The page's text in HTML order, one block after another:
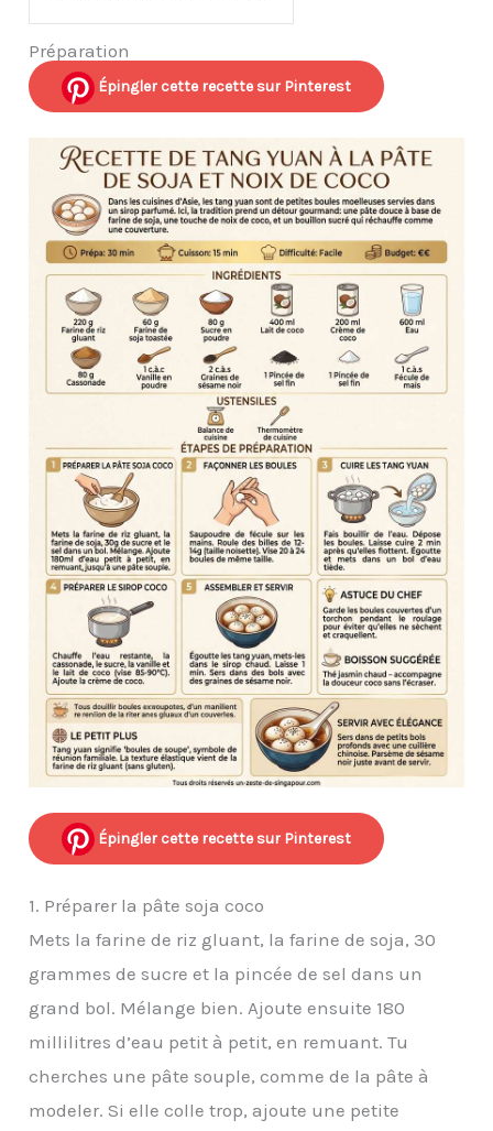
Préparation
Épingler cette recette sur Pinterest
Épingler cette recette sur Pinterest
1. Préparer la pâte soja coco
Mets la farine de riz gluant, la farine de soja, 30
grammes de sucre et la pincée de sel dans un
grand bol. Mélange bien. Ajoute ensuite 180
millilitres d’eau petit à petit, en remuant. Tu
cherches une pâte souple, comme de la pâte à
modeler. Si elle colle trop, ajoute une petite